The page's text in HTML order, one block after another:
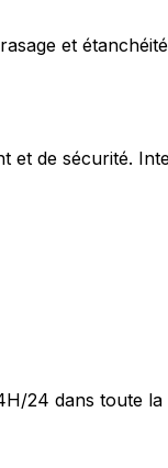
et
et de sécurité.
24 dans toute la